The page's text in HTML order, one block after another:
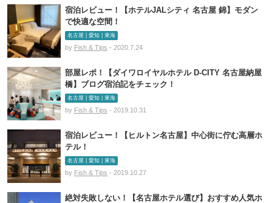
宿泊レビュー！【ホテルJALシティ 名古屋 錦】モダン
で快適な空間！
名古屋 | 愛知 | 東海
by Fish & Tips - 2020.7.24
部屋レポ！【ダイワロイヤルホテル D-CITY 名古屋納屋
橋】ブログ宿泊記をチェック！
名古屋 | 愛知 | 東海
by Fish & Tips - 2019.10.31
宿泊レビュー！【ヒルトン名古屋】中心街に佇む高層ホ
テル！
名古屋 | 愛知 | 東海
by Fish & Tips - 2019.10.27
絶対失敗しない！【名古屋ホテル選び】おすすめ人気ホ